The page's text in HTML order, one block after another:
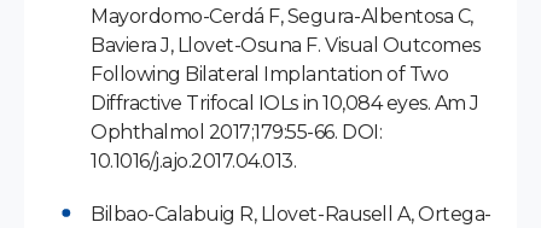
Mayordomo-Cerdá F, Segura-Albentosa C,
Baviera J, Llovet-Osuna F. Visual Outcomes
Following Bilateral Implantation of Two
Diffractive Trifocal IOLs in 10,084 eyes. Am J
Ophthalmol 2017;179:55-66. DOI:
10.1016/j.ajo.2017.04.013.
Bilbao-Calabuig R, Llovet-Rausell A, Ortega-